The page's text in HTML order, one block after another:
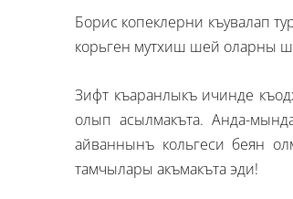
Борис копеклерни къувалап
корьген мутхиш шей оларны
Зифт къаранлыкъ ичинде
олып асылмакъта. Анда-
айваннынъ кольгеси беян
тамчылары акъмакъта эди!